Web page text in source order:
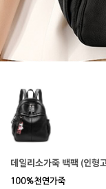
데일리소가죽 백팩 (인형